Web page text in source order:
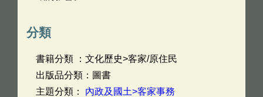
分類
書籍分類 ：文化歷史>客家/原住民
出版品分類：圖書
主題分類： 內政及國土>客家事務